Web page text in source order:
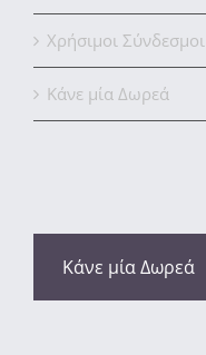
Χρήσιμοι Σύνδεσμοι
Κάνε μία Δωρεά
Κάνε μία Δωρεά